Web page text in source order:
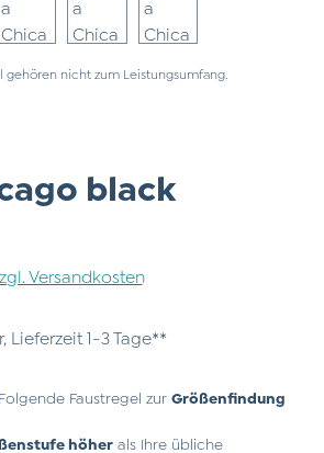
gehören nicht zum Leistungsumfang.
black
Versandkosten
Lieferzeit 1-3 Tage**
Folgende Faustregel zur Größenfindung
höher als Ihre übliche